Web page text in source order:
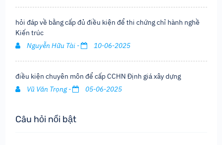
hỏi đáp về bằng cấp đủ điều kiện để thi chứng chỉ hành nghề
Kiến trúc
Nguyễn Hữu Tài -
10-06-2025
điều kiện chuyên môn để cấp CCHN Định giá xây dựng
Vũ Văn Trọng -
05-06-2025
Câu hỏi nổi bật